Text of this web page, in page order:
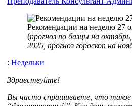
Рекомендации на неделю 27
(прогноз по базцы на
2025, прогноз гороскоп на
: Недельки
Здравствуйте!
Вы часто спрашиваете, что